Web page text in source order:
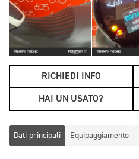
RICHIEDI INFO
HAI UN USATO?
Dati principali Equipaggiamento